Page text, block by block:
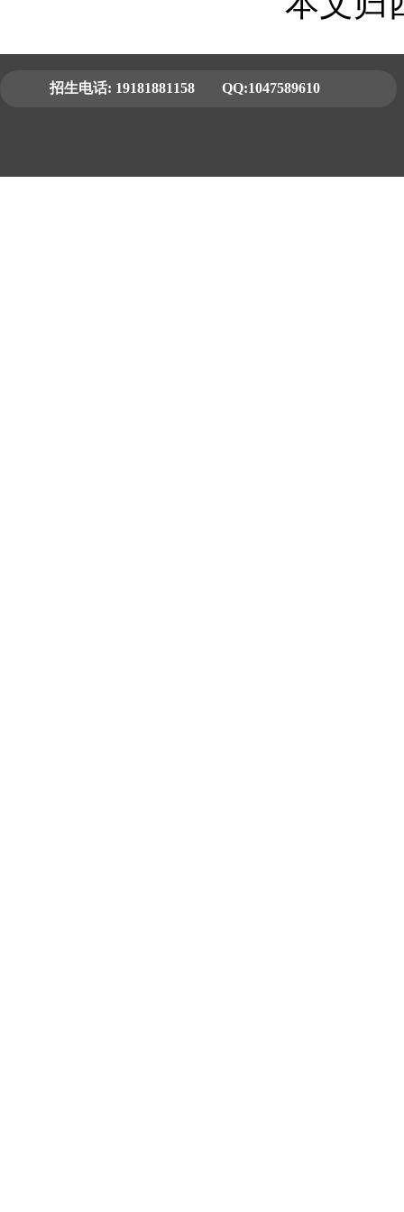
招生电话: 19181881158 QQ:1047589610